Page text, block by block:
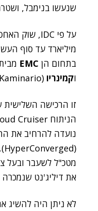
שנעשו בנימבל,
בתחום הן EMC
וקמינריו (Kaminario) הישראלית.
הניתוח Cloud Cruiser. עוד באותו חודש HPE
(HyperConverged). הנרכשת הוקמה ב-2009 על ידי
מטכ"ל לשעבר ובעל
את דיליג'נט שנמכרה ליבמ ב-2008 תמורת
לא ניתן היה להשיג